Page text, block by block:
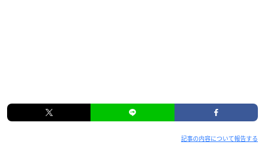
記事の内容について報告する